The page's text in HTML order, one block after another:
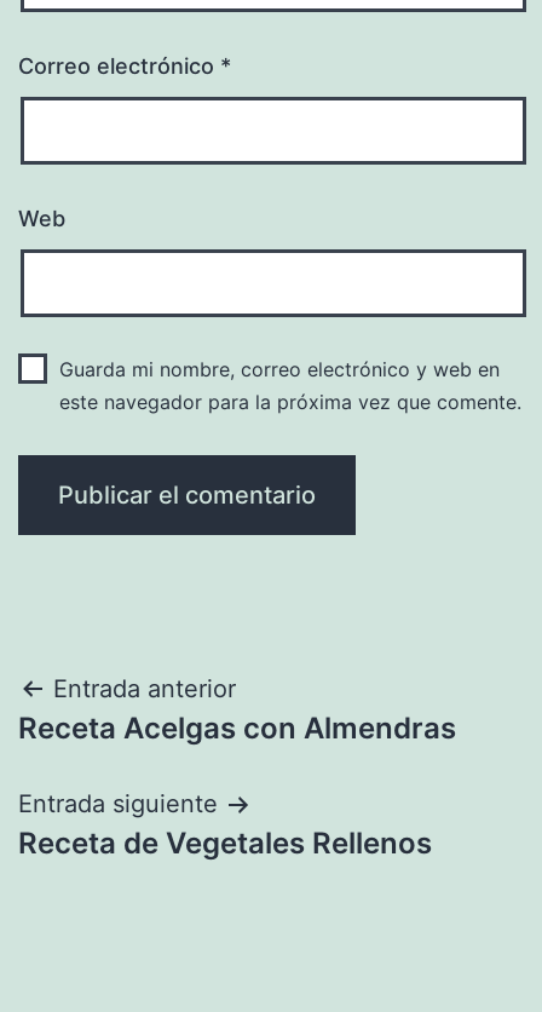
Correo electrónico *
Web
Guarda mi nombre, correo electrónico y web en
este navegador para la próxima vez que comente.
Navegación
de
entradas
Entrada anterior
Receta Acelgas con Almendras
Entrada siguiente
Receta de Vegetales Rellenos